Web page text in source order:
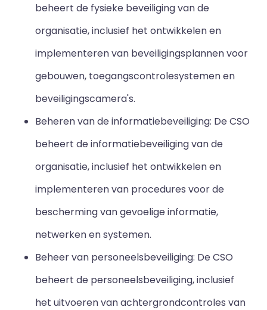
beheert de fysieke beveiliging van de
organisatie, inclusief het ontwikkelen en
implementeren van beveiligingsplannen voor
gebouwen, toegangscontrolesystemen en
beveiligingscamera's.
Beheren van de informatiebeveiliging: De CSO
beheert de informatiebeveiliging van de
organisatie, inclusief het ontwikkelen en
implementeren van procedures voor de
bescherming van gevoelige informatie,
netwerken en systemen.
Beheer van personeelsbeveiliging: De CSO
beheert de personeelsbeveiliging, inclusief
het uitvoeren van achtergrondcontroles van